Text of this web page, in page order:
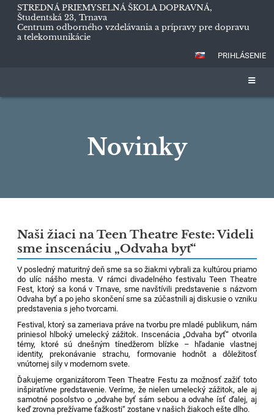
STREDNÁ PRIEMYSELNÁ ŠKOLA DOPRAVNÁ,
Študentská 23, Trnava
Centrum odborného vzdelávania a prípravy pre dopravu
a telekomunikácie
PRIHLÁSENIE
Novinky
Naši žiaci na Teen Theatre Feste: Videli
sme inscenáciu „Odvaha byť“
V posledný maturitný deň sme sa so žiakmi vybrali za kultúrou priamo
do ulíc nášho mesta. V rámci divadelného festivalu Teen Theatre
Fest, ktorý sa koná v Trnave, sme navštívili predstavenie s názvom
Odvaha byť a po jeho skončení sme sa zúčastnili aj diskusie o vzniku
predstavenia s jeho tvorcami.
Festival, ktorý sa zameriava práve na tvorbu pre mladé publikum, nám
priniesol hlboký umelecký zážitok. Inscenácia „Odvaha byť“ otvorila
témy, ktoré sú dnešným tínedžerom blízke – hľadanie vlastnej
identity, prekonávanie strachu, formovanie hodnôt a dôležitosť
vnútornej sily v modernom svete.
Ďakujeme organizátorom Teen Theatre Festu za možnosť zažiť toto
inšpiratívne predstavenie. Veríme, že nielen umelecký zážitok, ale aj
samotné posolstvo o „odvahe byť sám sebou a odvahe ísť ďalej, aj
keď zrovna prežívame ťažkosti“ zostane v našich žiakoch ešte dlho.